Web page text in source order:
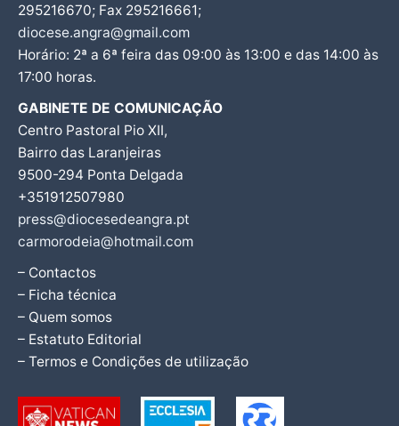
295216670; Fax 295216661;
diocese.angra@gmail.com
Horário: 2ª a 6ª feira das 09:00 às 13:00 e das 14:00 às
17:00 horas.
GABINETE DE COMUNICAÇÃO
Centro Pastoral Pio XII,
Bairro das Laranjeiras
9500-294 Ponta Delgada
+351912507980
press@diocesedeangra.pt
carmorodeia@hotmail.com
– Contactos
– Ficha técnica
– Quem somos
– Estatuto Editorial
– Termos e Condições de utilização